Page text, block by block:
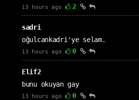
13 hours ago 2
sadri
oğulcankadri'ye selam.
13 hours ago 0
Elif2
bunu okuyan gay
13 hours ago 0